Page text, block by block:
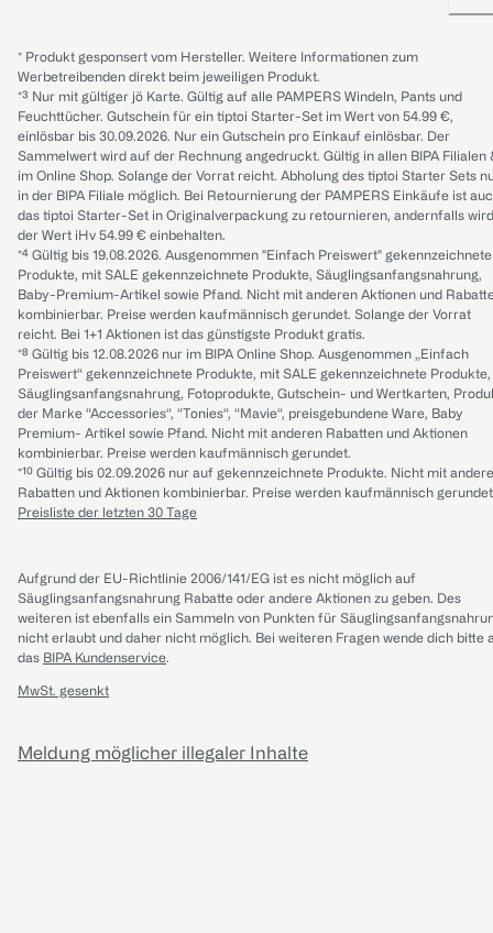
* Produkt gesponsert vom Hersteller. Weitere Informationen zum
Werbetreibenden direkt beim jeweiligen Produkt.
*³ Nur mit gültiger jö Karte. Gültig auf alle PAMPERS Windeln, Pants und
Feuchttücher. Gutschein für ein tiptoi Starter-Set im Wert von 54.99 €,
einlösbar bis 30.09.2026. Nur ein Gutschein pro Einkauf einlösbar. Der
Sammelwert wird auf der Rechnung angedruckt. Gültig in allen BIPA Filialen
im Online Shop. Solange der Vorrat reicht. Abholung des tiptoi Starter Sets
in der BIPA Filiale möglich. Bei Retournierung der PAMPERS Einkäufe ist
das tiptoi Starter-Set in Originalverpackung zu retournieren, andernfalls wird
der Wert iHv 54.99 € einbehalten.
*⁴ Gültig bis 19.08.2026. Ausgenommen "Einfach Preiswert" gekennzeichnete
Produkte, mit SALE gekennzeichnete Produkte, Säuglingsanfangsnahrung,
Baby-Premium-Artikel sowie Pfand. Nicht mit anderen Aktionen und
kombinierbar. Preise werden kaufmännisch gerundet. Solange der Vorrat
reicht. Bei 1+1 Aktionen ist das günstigste Produkt gratis.
*⁸ Gültig bis 12.08.2026 nur im BIPA Online Shop. Ausgenommen „Einfach
Preiswert“ gekennzeichnete Produkte, mit SALE gekennzeichnete Produkte,
Säuglingsanfangsnahrung, Fotoprodukte, Gutschein- und Wertkarten,
der Marke “Accessories“, “Tonies“, “Mavie“, preisgebundene Ware, Baby
Premium- Artikel sowie Pfand. Nicht mit anderen Rabatten und Aktionen
kombinierbar. Preise werden kaufmännisch gerundet.
*¹⁰ Gültig bis 02.09.2026 nur auf gekennzeichnete Produkte. Nicht mit
Rabatten und Aktionen kombinierbar. Preise werden kaufmännisch
Preisliste der letzten 30 Tage
Aufgrund der EU-Richtlinie 2006/141/EG ist es nicht möglich auf
Säuglingsanfangsnahrung Rabatte oder andere Aktionen zu geben. Des
weiteren ist ebenfalls ein Sammeln von Punkten für
nicht erlaubt und daher nicht möglich. Bei weiteren Fragen wende dich bitte
das BIPA Kundenservice.
MwSt. gesenkt
Meldung möglicher illegaler Inhalte